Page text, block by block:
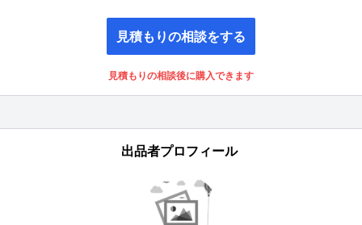
見積もりの相談をする
見積もりの相談後に購入できます
出品者プロフィール